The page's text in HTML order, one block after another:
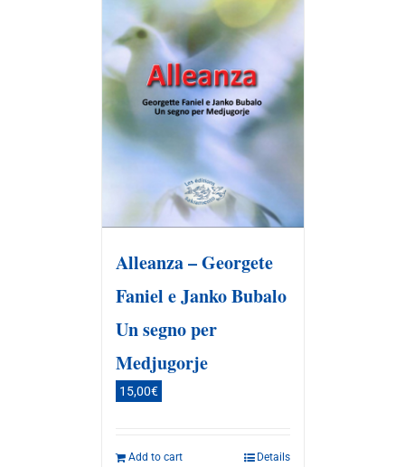
Alleanza – Georgete
Faniel e Janko Bubalo
Un segno per
Medjugorje
15,00€
Add to cart Details